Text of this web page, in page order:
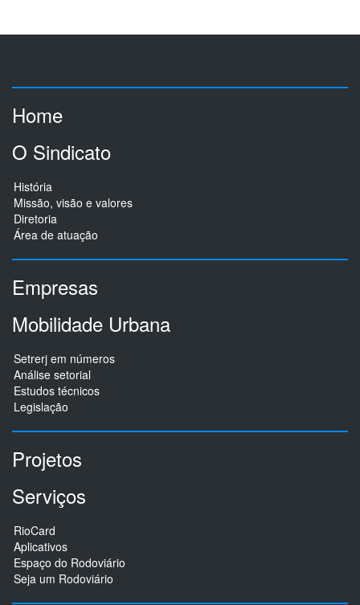
Home
O Sindicato
História
Missão, visão e valores
Diretoria
Área de atuação
Empresas
Mobilidade Urbana
Setrerj em números
Análise setorial
Estudos técnicos
Legislação
Projetos
Serviços
RioCard
Aplicativos
Espaço do Rodoviário
Seja um Rodoviário